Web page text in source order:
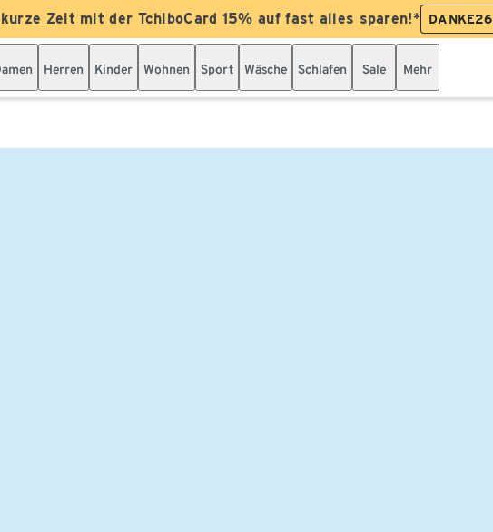
Zeit mit der TchiboCard 15% auf fast alles sparen!* DANKE26
Herren Kinder Wohnen Sport Wäsche Schlafen Sale Mehr